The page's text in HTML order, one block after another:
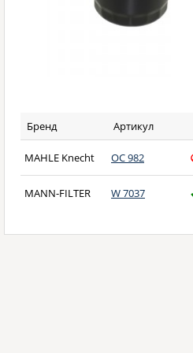
Бренд Артикул
MAHLE Knecht OC 982
MANN-FILTER W 7037